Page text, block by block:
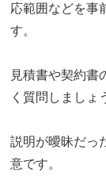
応範囲などを事
す。
見積書や契約書
く質問しましょ
説明が曖昧だっ
意です。